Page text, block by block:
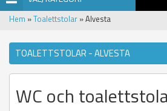
Hem »Toalettstolar » Alvesta
TOALETTSTOLAR - ALVESTA
WC och